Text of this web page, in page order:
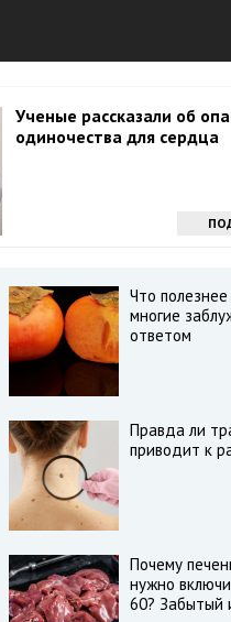
Ученые рассказали об
одиночества для сердца
Что
многие
ответом
Правда ли
приводит к
Почему
нужно
60? Забытый